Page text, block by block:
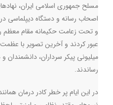
مسلح جمهوری اسلامی ایران،
اصحاب رسانه و دستگاه دیپلماسی
و تحت زعامت حکیمانه مقام معظم
عبور کردند و آخرین تصویر با
ميليوني پیکر سرداران،
رساندند.
در این ایام پر خطر کادر درمان